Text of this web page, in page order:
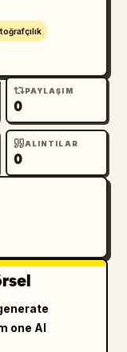
PAYLAŞIM
0
ALINTILAR
0
one AI